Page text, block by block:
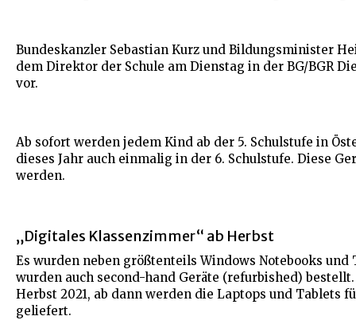
Bundeskanzler Sebastian Kurz und Bildungsminister
dem Direktor der Schule am Dienstag in der BG/BGR
vor.
Ab sofort werden jedem Kind ab der 5. Schulstufe in
dieses Jahr auch einmalig in der 6. Schulstufe. Diese
werden.
„Digitales Klassenzimmer“ ab Herbst
Es wurden neben größtenteils Windows Notebooks
wurden auch second-hand Geräte (refurbished)
Herbst 2021, ab dann werden die Laptops und Tablets
geliefert.